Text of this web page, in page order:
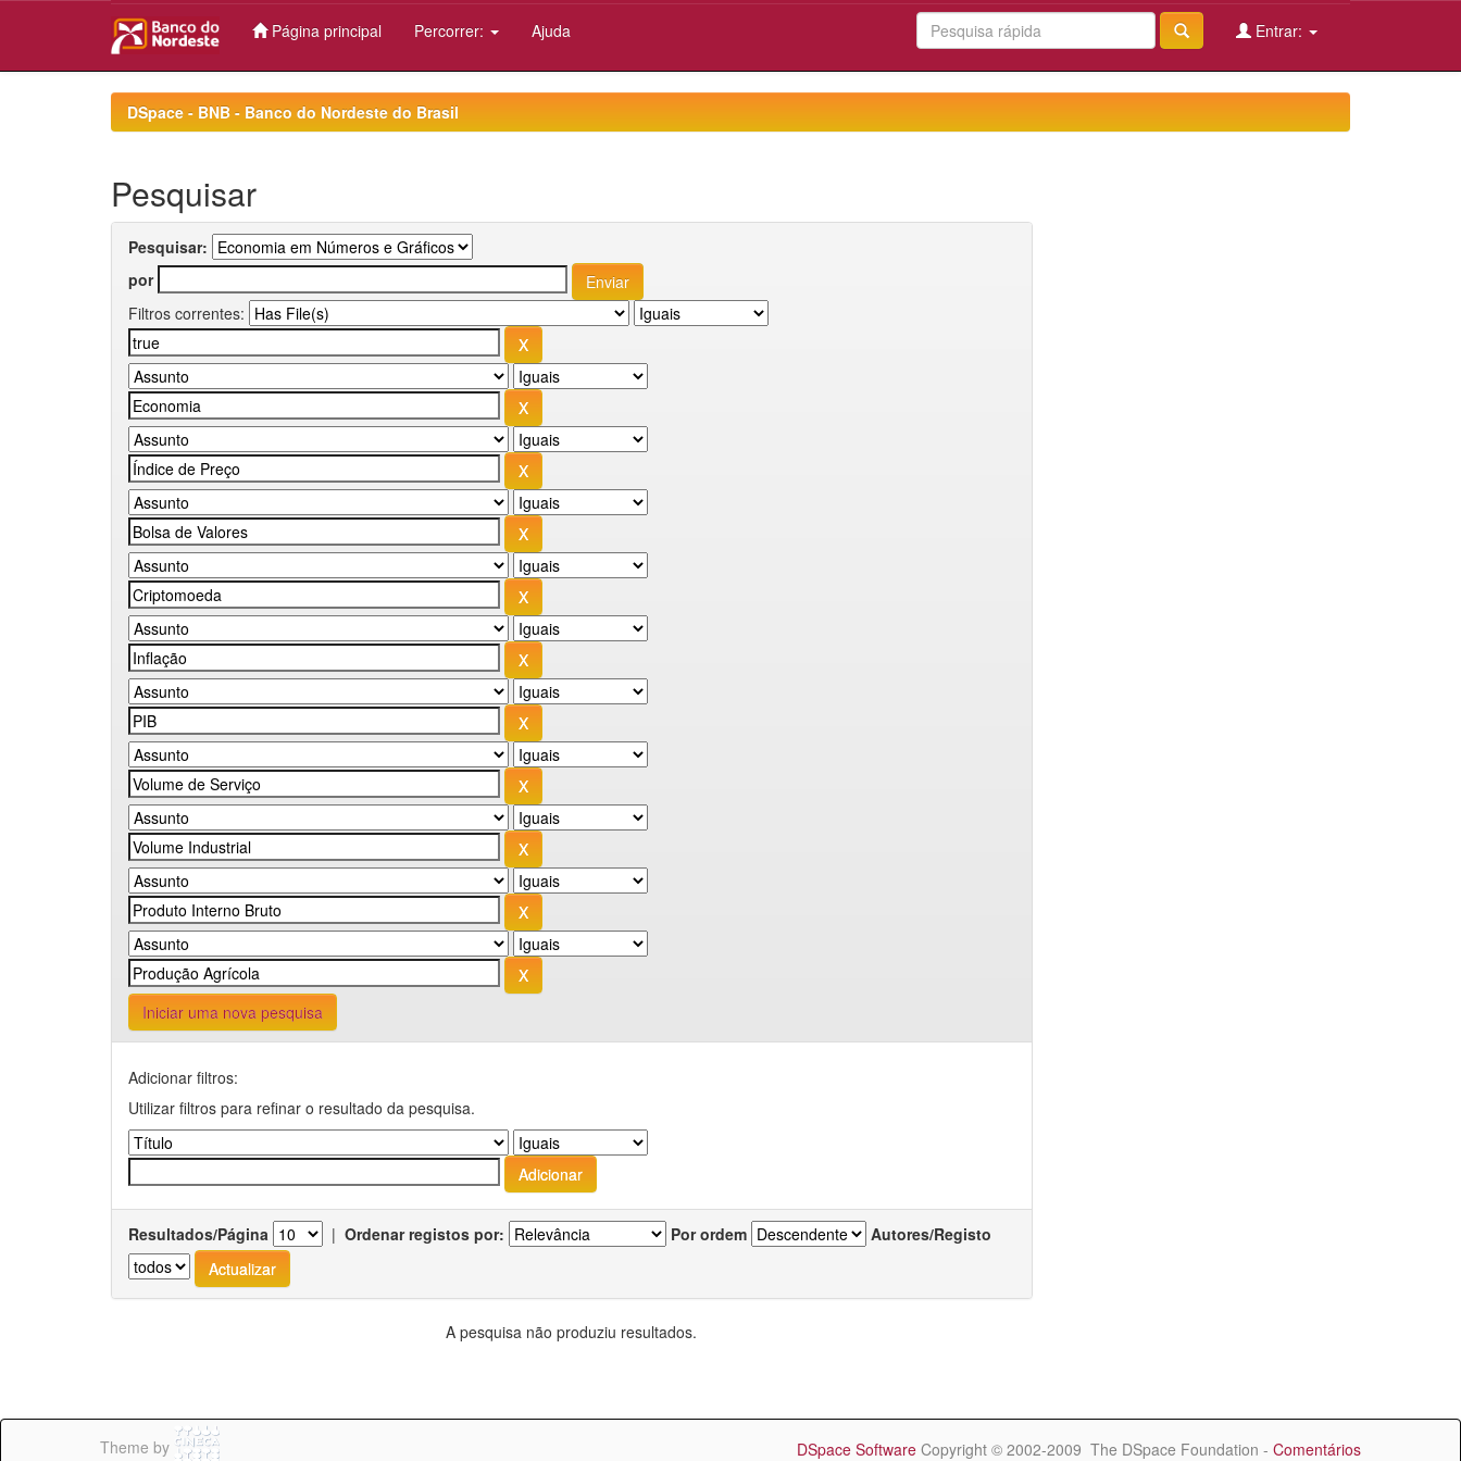
Página principal Percorrer: Ajuda Entrar:
DSpace - BNB - Banco do Nordeste do Brasil
Pesquisar
Pesquisar:
por
Filtros correntes:
Iniciar uma nova pesquisa
Adicionar filtros:
Utilizar filtros para refinar o resultado da pesquisa.
Resultados/Página | Ordenar registos por: Por ordem Autores/Registo
A pesquisa não produziu resultados.
Theme by DSpace Software Copyright © 2002-2009 The DSpace Foundation - Comentários